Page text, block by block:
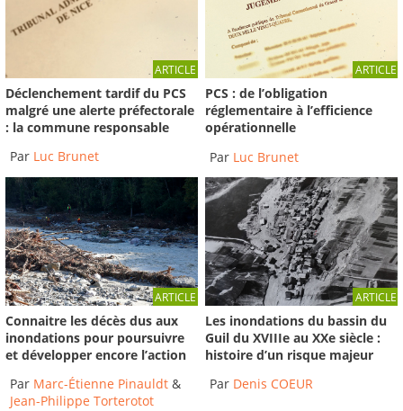
ARTICLE
Déclenchement tardif du PCS
malgré une alerte préfectorale
: la commune responsable
Par Luc Brunet
ARTICLE
PCS : de l’obligation
réglementaire à l’efficience
opérationnelle
Par Luc Brunet
ARTICLE
Connaitre les décès dus aux
inondations pour poursuivre
et développer encore l’action
Par Marc-Étienne Pinauldt &
Jean-Philippe Torterotot
ARTICLE
Les inondations du bassin du
Guil du XVIIIe au XXe siècle :
histoire d’un risque majeur
Par Denis COEUR